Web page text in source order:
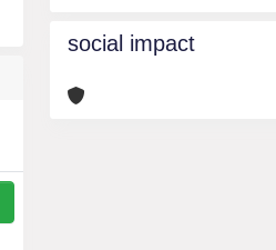
social impact